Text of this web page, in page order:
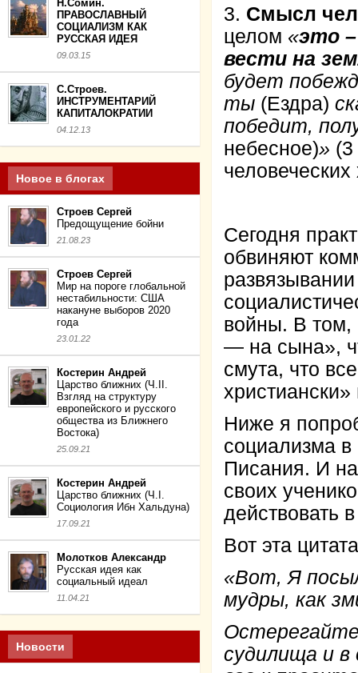
Н.Сомин.
ПРАВОСЛАВНЫЙ
СОЦИАЛИЗМ КАК
РУССКАЯ ИДЕЯ
09.03.15
С.Строев.
ИНСТРУМЕНТАРИЙ
КАПИТАЛОКРАТИИ
04.12.13
Новое в блогах
Строев Сергей
Предощущение бойни
21.08.23
Строев Сергей
Мир на пороге глобальной
нестабильности: США
накануне выборов 2020
года
23.01.22
Костерин Андрей
Царство ближних (Ч.II.
Взгляд на структуру
европейского и русского
общества из Ближнего
Востока)
25.09.21
Костерин Андрей
Царство ближних (Ч.I.
Социология Ибн Хальдуна)
17.09.21
Молотков Александр
Русская идея как
социальный идеал
11.04.21
Новости
3. Смысл
целом «это
вести на
будет
ты (Ездра)
победит,
небесное)» (3
Сегодня
обвиняют
войны. В том,
— на сына»,
смута, что
христиански»
Ниже я
социализма
Писания. И
своих
действовать
Вот эта
«Вот, Я
мудры, как
судилища и в